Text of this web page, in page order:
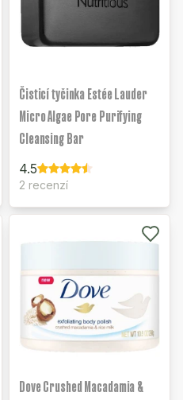
Čisticí tyčinka Estée Lauder
Micro Algae Pore Purifying
Cleansing Bar
4.5
2 recenzí
Dove Crushed Macadamia &